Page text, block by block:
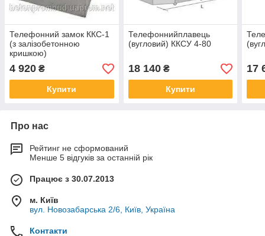
Телефонний замок ККС-1
(з залізобетонною
кришкою)
4 920 ₴
Купити
Телефоннийплавець
(вугловий) ККСУ 4-80
18 140₴
Купити
17
Про нас
Рейтинг не сформований
Менше 5 відгуків за останній рік
Працює з 30.07.2013
м. Київ
вул. Новозабарська 2/6, Київ, Україна
Контакти